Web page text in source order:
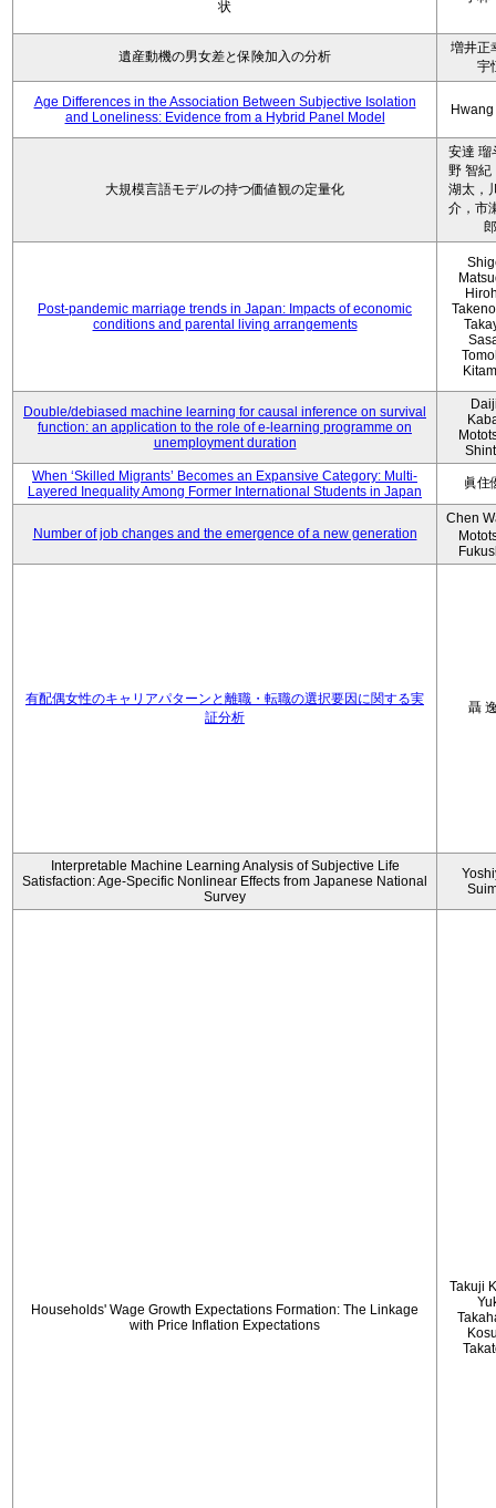
状
遺産動機の男女差と保険加入の分析
増井正
宇
Age Differences in the Association Between Subjective Isolation
and Loneliness: Evidence from a Hybrid Panel Model
大規模言語モデルの持つ価値観の定量化
安達 瑠
野 智紀
湖太，
介，市
郎
Post-pandemic marriage trends in Japan: Impacts of economic
conditions and parental living arrangements
Double/debiased machine learning for causal inference on survival
function: an application to the role of e-learning programme on
unemployment duration
When ‘Skilled Migrants’ Becomes an Expansive Category: Multi-
Layered Inequality Among Former International Students in Japan
眞住
Number of job changes and the emergence of a new generation
Chen
有配偶女性のキャリアパターンと離職・転職の選択要因に関する実
証分析
聶
Interpretable Machine Learning Analysis of Subjective Life
Satisfaction: Age-Specific Nonlinear Effects from Japanese National
Survey
Households' Wage Growth Expectations Formation: The Linkage
with Price Inflation Expectations
Takuji